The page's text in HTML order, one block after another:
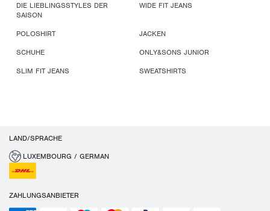
DIE LIEBLINGSSTYLES DER
SAISON
WIDE FIT JEANS
POLOSHIRT
JACKEN
SCHUHE
ONLY&SONS JUNIOR
SLIM FIT JEANS
SWEATSHIRTS
LAND/SPRACHE
LUXEMBOURG / GERMAN
ZAHLUNGSANBIETER